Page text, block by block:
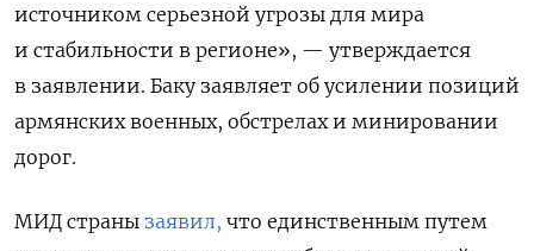
источником серьезной угрозы для мира
и стабильности в регионе», — утверждается
в заявлении. Баку заявляет об усилении позиций
армянских военных, обстрелах и минировании
дорог.
МИД страны заявил, что единственным путем